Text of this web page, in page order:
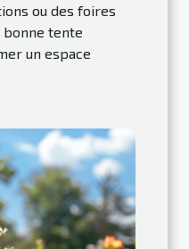
ou des foires
tente
un espace